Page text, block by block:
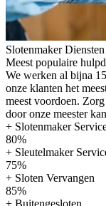
Slotenmaker Diensten
Meest populaire
We werken al bijna
onze klanten het
meest voordoen.
door onze meester
+ Slotenmaker
80%
+ Sleutelmaker
75%
+ Sloten Vervangen
85%